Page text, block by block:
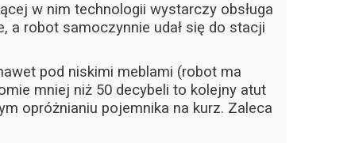
w nim technologii wystarczy obsługa
a robot samoczynnie udał się do stacji
pod niskimi meblami (robot ma
mniej niż 50 decybeli to kolejny atut
opróżnianiu pojemnika na kurz. Zaleca